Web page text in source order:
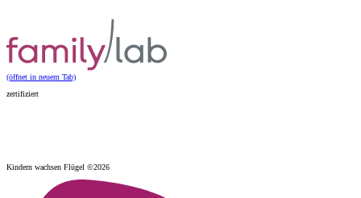
(öffnet in neuem Tab)
zertifiziert
Kindern wachsen Flügel ©2026